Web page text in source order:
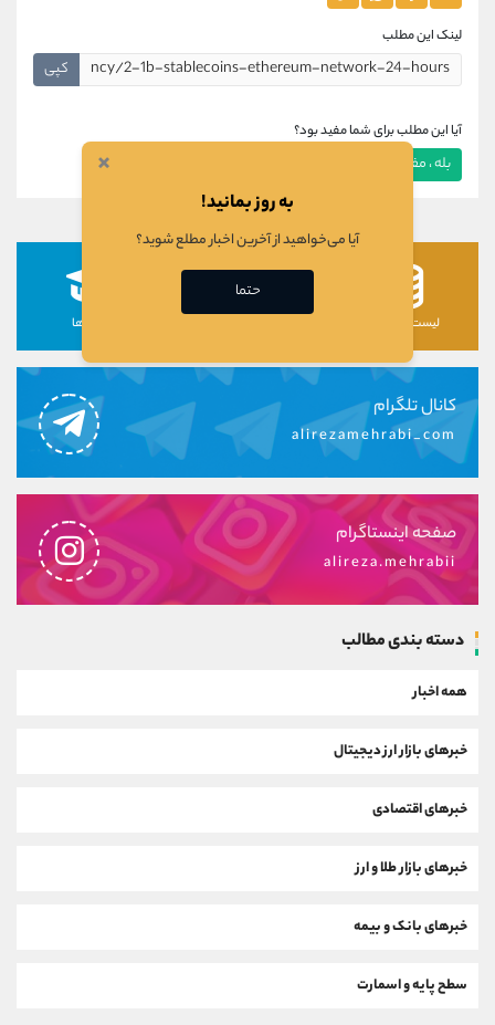
لینک این مطلب
کپی
آیا این مطلب برای شما مفید بود؟
بله ، مفید بود
لیست رمزارزها دوره ها
کانال تلگرام
alirezamehrabi_com
صفحه اینستاگرام
alireza.mehrabii
دسته بندی مطالب
همه اخبار
خبرهای بازار ارز دیجیتال
خبرهای اقتصادی
خبرهای بازار طلا و ارز
خبرهای بانک و بیمه
سطح پایه و اسمارت
×
به روز بمانید!
آیا می‌خواهید از آخرین اخبار مطلع شوید؟
حتما